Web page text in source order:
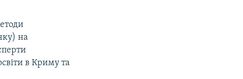
на
в Криму та